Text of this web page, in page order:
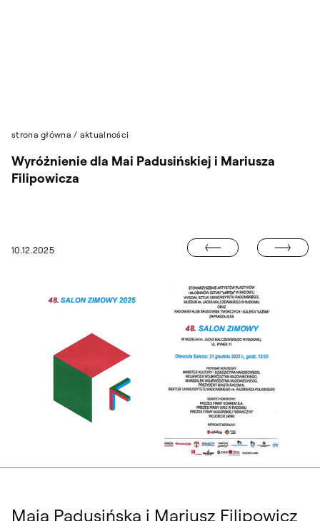
strona główna / aktualności
10.12.2025
Wyróżnienie dla Mai Padusińskiej i Mariusza
Filipowicza
WSCHODNI SALON SZTUKI W LUBLINIE
WARSZTATY
Maja Padusińska i Mariusz Filipowicz